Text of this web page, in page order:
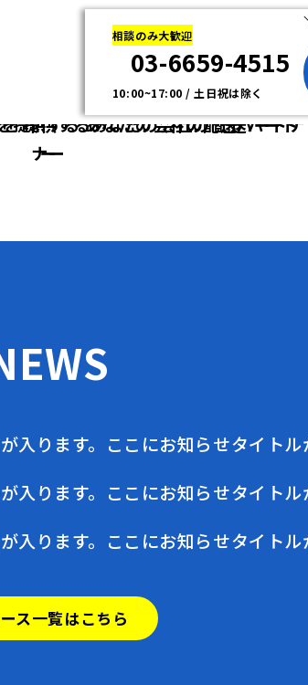
相談のみ大歓迎
03-6659-4515
10:00~17:00 / 土日祝は除く
提供するあなたの会社の配送パートナ
ー
提供するあなたの会社の配送パート
ナー
入ります。ここにお知らせタイトル
入ります。ここにお知らせタイトル
入ります。ここにお知らせタイトル
ス一覧はこちら